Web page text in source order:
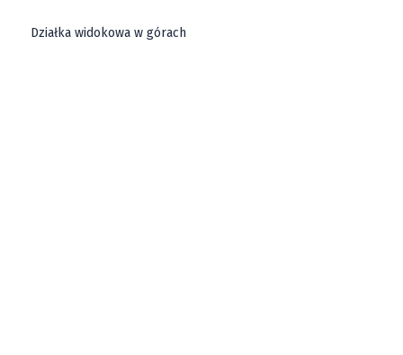
Działka widokowa w górach